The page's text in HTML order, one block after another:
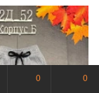
0 0